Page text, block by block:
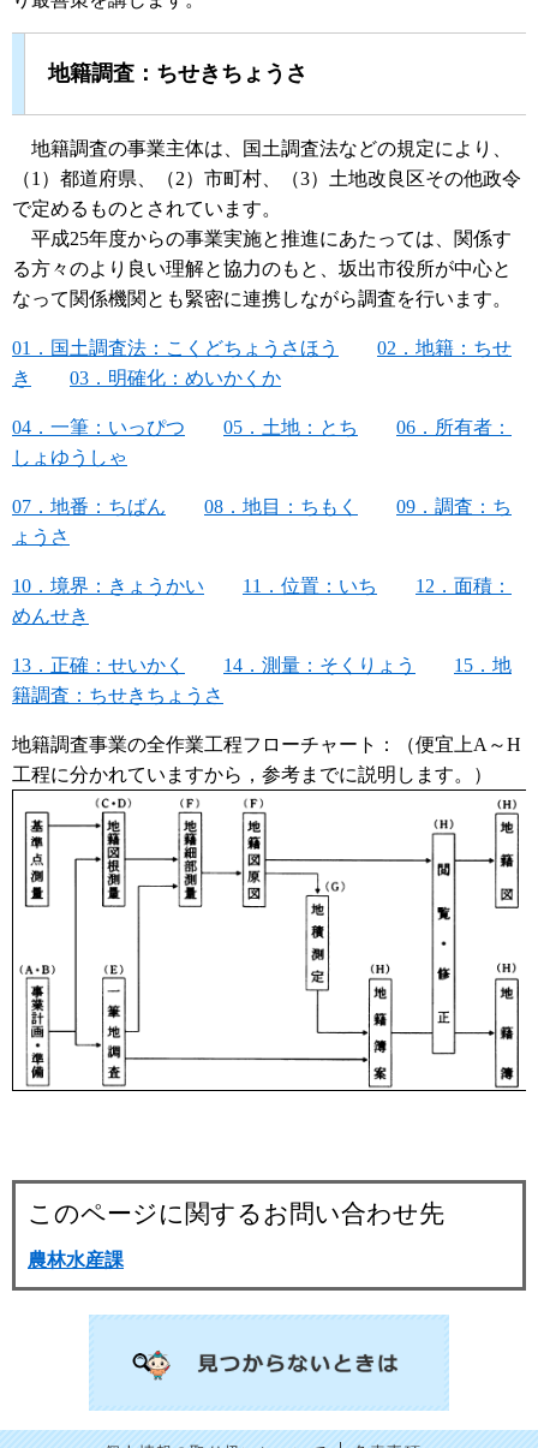
地籍調査：ちせきちょうさ
地籍調査の事業主体は、国土調査法などの規定により、
（1）都道府県、（2）市町村、（3）土地改良区その他政令
で定めるものとされています。
平成25年度からの事業実施と推進にあたっては、関係す
る方々のより良い理解と協力のもと、坂出市役所が中心と
なって関係機関とも緊密に連携しながら調査を行います。
01．国土調査法：こくどちょうさほう
02．地籍：ちせ
き
03．明確化：めいかくか
04．一筆：いっぴつ 05．土地：とち
06．所有者：
しょゆうしゃ
07．地番：ちばん 08．地目：ちもく
09．調査：ち
ょうさ
10．境界：きょうかい 11．位置：いち
12．面積：
めんせき
13．正確：せいかく 14．測量：そくりょう
15．地
籍調査：ちせきちょうさ
地籍調査事業の全作業工程フローチャート：（便宜上A～H
工程に分かれていますから，参考までに説明します。）
このページに関するお問い合わせ先
農林水産課